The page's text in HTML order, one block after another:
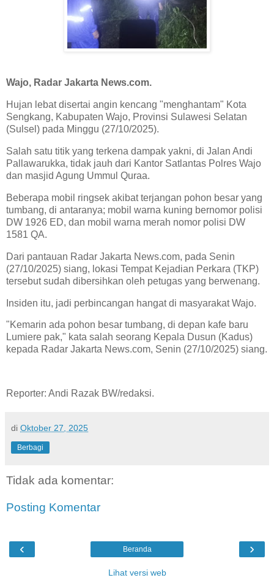
Wajo, Radar Jakarta News.com.
Hujan lebat disertai angin kencang "menghantam" Kota
Sengkang, Kabupaten Wajo, Provinsi Sulawesi Selatan
(Sulsel) pada Minggu (27/10/2025).
Salah satu titik yang terkena dampak yakni, di Jalan Andi
Pallawarukka, tidak jauh dari Kantor Satlantas Polres Wajo
dan masjid Agung Ummul Quraa.
Beberapa mobil ringsek akibat terjangan pohon besar yang
tumbang, di antaranya; mobil warna kuning bernomor polisi
DW 1926 ED, dan mobil warna merah nomor polisi DW
1581 QA.
Dari pantauan Radar Jakarta News.com, pada Senin
(27/10/2025) siang, lokasi Tempat Kejadian Perkara (TKP)
tersebut sudah dibersihkan oleh petugas yang berwenang.
Insiden itu, jadi perbincangan hangat di masyarakat Wajo.
"Kemarin ada pohon besar tumbang, di depan kafe baru
Lumiere pak," kata salah seorang Kepala Dusun (Kadus)
kepada Radar Jakarta News.com, Senin (27/10/2025) siang.
Reporter: Andi Razak BW/redaksi.
di Oktober 27, 2025
Berbagi
Tidak ada komentar:
Posting Komentar
‹ ›
Beranda
Lihat versi web